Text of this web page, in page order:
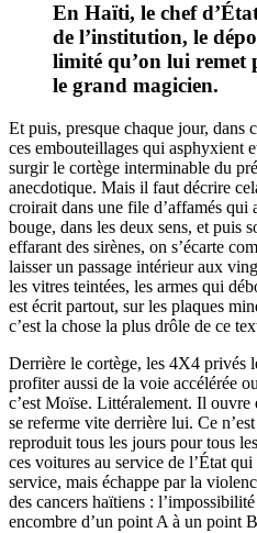
En Haïti, le chef
de l’institution, le
limité qu’on lui remet
le grand magicien.
Et puis, presque chaque jour, dans
ces embouteillages qui asphyxient
surgir le cortège interminable du
anecdotique. Mais il faut décrire
croirait dans une file d’affamés qui
bouge, dans les deux sens, et puis
effarant des sirènes, on s’écarte
laisser un passage intérieur aux
les vitres teintées, les armes qui
est écrit partout, sur les plaques
c’est la chose la plus drôle de ce
Derrière le cortège, les 4X4 privés
profiter aussi de la voie accélérée
c’est Moïse. Littéralement. Il ouvre
se referme vite derrière lui. Ce
reproduit tous les jours pour tous
ces voitures au service de l’État
service, mais échappe par la
des cancers haïtiens :
encombre d’un point A à un point